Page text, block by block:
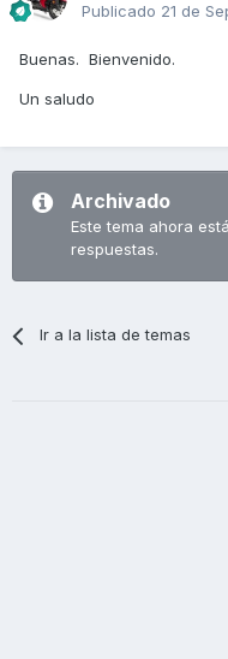
Publicado 21 de
Buenas. Bienvenido.
Un saludo
Archivado
Este tema ahora
respuestas.
Ir a la lista de temas